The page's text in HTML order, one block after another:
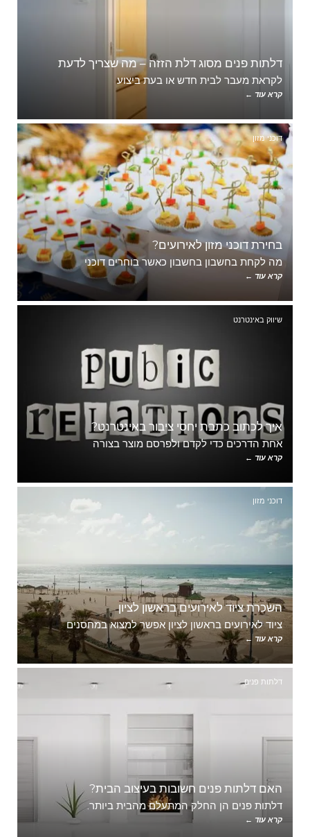
דלתות פנים מסוג דלת הזזה – מה שצריך לדעת
לקראת מעבר לבית חדש או בעת ביצוע
קרא עוד ←
דוכני מזון
בחירת דוכני מזון לאירועים?
מה לקחת בחשבון בחשבון כאשר בוחרים דוכני
קרא עוד ←
שיווק באינטרנט
איך לכתוב כתבת יחסי ציבור באינטרנט?
אחת הדרכים כדי לקדם ולפרסם מוצר בצורה
קרא עוד ←
דוכני מזון
השכרת ציוד לאירועים בראשון לציון
ציוד לאירועים בראשון לציון אפשר למצוא במחסנים
קרא עוד ←
דלתות פנים
האם דלתות פנים חשובות בעיצוב הבית?
דלתות פנים הן החלק המתעלם מהבית ביותר.
קרא עוד ←